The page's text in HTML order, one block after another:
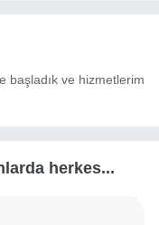
başladık ve hizmetlerim
herkes...